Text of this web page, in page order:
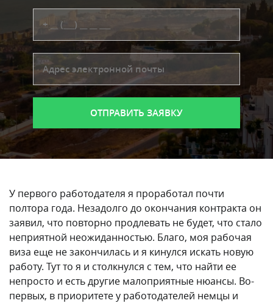
У первого работодателя я проработал почти
полтора года. Незадолго до окончания контракта он
заявил, что повторно продлевать не будет, что стало
неприятной неожиданностью. Благо, моя рабочая
виза еще не закончилась и я кинулся искать новую
работу. Тут то я и столкнулся с тем, что найти ее
непросто и есть другие малоприятные нюансы. Во-
первых, в приоритете у работодателей немцы и